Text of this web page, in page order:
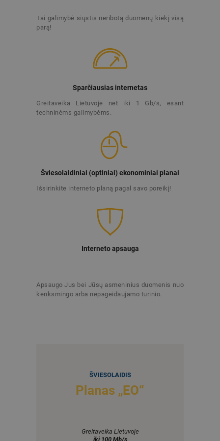
Tai galimybė siųstis neribotą duomenų kiekį visą
parą!
Sparčiausias internetas
Greitaveika Lietuvoje net iki 1 Gb/s, esant
techninėms galimybėms.
Šviesolaidiniai (optiniai) ekonominiai planai
Išsirinkite interneto planą pagal savo poreikį!
Interneto apsauga
Apsaugo Jus bei Jūsų asmeninius duomenis nuo
kenksmingo arba nepageidaujamo turinio.
ŠVIESOLAIDIS
Planas „EO“
Greitaveika Lietuvoje
iki 100 Mb/s